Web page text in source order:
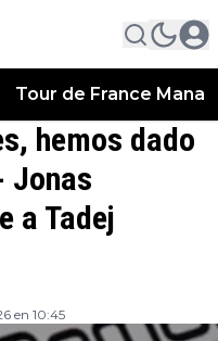
Tour de France
hemos dado
Jonas
a Tadej
en 10:45